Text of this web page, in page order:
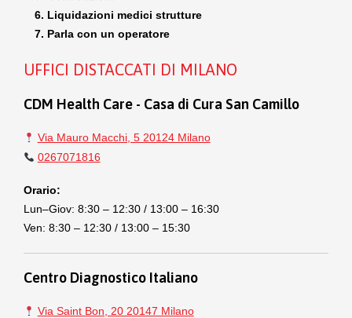
Liquidazioni medici strutture
Parla con un operatore
UFFICI DISTACCATI DI MILANO
CDM Health Care - Casa di Cura San Camillo
Via Mauro Macchi, 5 20124 Milano
0267071816
Orario:
Lun–Giov: 8:30 – 12:30 / 13:00 – 16:30
Ven: 8:30 – 12:30 / 13:00 – 15:30
Centro Diagnostico Italiano
Via Saint Bon, 20 20147 Milano